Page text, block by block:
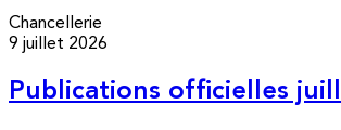
Chancellerie
9 juillet 2026
Publications officielles